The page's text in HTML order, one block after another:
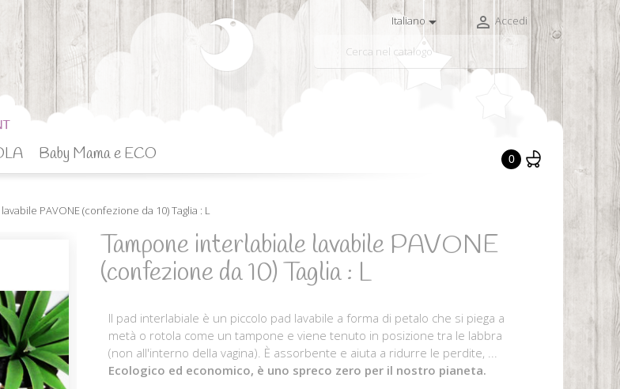
Italiano  Accedi
Baby Mama e ECO 0
PAVONE (confezione da 10) Taglia : L
Tampone interlabiale lavabile PAVONE
(confezione da 10) Taglia : L
Il pad interlabiale è un piccolo pad lavabile a forma di petalo che si piega a
metà o rotola come un tampone e viene tenuto in posizione tra le labbra
(non all'interno della vagina). È assorbente e aiuta a ridurre le perdite, ...
Ecologico ed economico, è uno spreco zero per il nostro pianeta.